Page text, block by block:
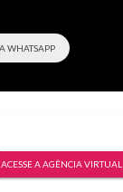
WHATSAPP
ACESSE A AGÊNCIA VIRTUAL